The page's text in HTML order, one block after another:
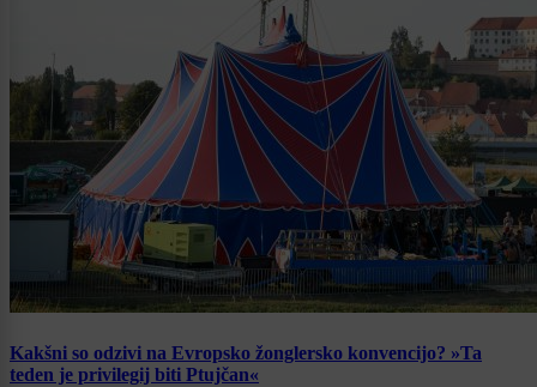
Kakšni so odzivi na Evropsko žonglersko konvencijo? »Ta
teden je privilegij biti Ptujčan«